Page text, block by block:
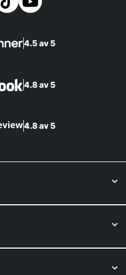
4.5 av 5
4.8 av 5
4.8 av 5